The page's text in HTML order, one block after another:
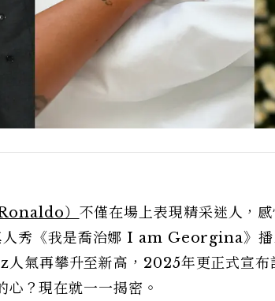
） 不僅在場上表現精采迷人，
秀《我是喬治娜 I am Georgina》播
再攀升至新高，2025年更正式宣布
心？現在就一一揭密。